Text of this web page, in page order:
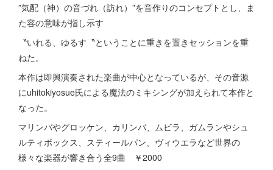
”気配（神）の音づれ（訪れ）”を音作りのコンセプトとし、ま
た容の意味が指し示す
〝いれる、ゆるす〝ということに重きを置きセッションを重
ねた。
本作は即興演奏された楽曲が中心となっているが、その音源
にuhitokiyosue氏による魔法のミキシングが加えられて本作と
なった。
マリンバやグロッケン、カリンバ、ムビラ、ガムランやシュ
ルティボックス、スティールパン、ヴィウエラなど世界の
様々な楽器が響き合う全9曲 ￥2000